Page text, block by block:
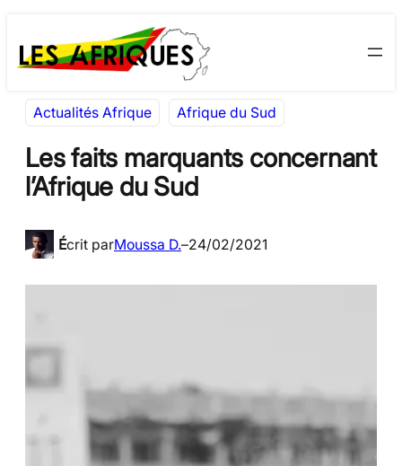
au
contenu
to
content
Actualités Afrique Afrique du Sud
Les faits marquants concernant
l’Afrique du Sud
Écrit parMoussa D.–24/02/2021